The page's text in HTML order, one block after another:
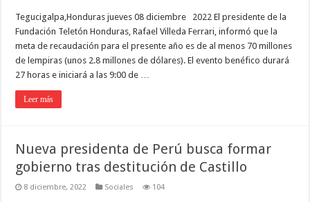
Tegucigalpa,Honduras jueves 08 diciembre 2022 El presidente de la
Fundación Teletón Honduras, Rafael Villeda Ferrari, informó que la
meta de recaudación para el presente año es de al menos 70 millones
de lempiras (unos 2.8 millones de dólares). El evento benéfico durará
27 horas e iniciará a las 9:00 de …
Leer más
Nueva presidenta de Perú busca formar
gobierno tras destitución de Castillo
8 diciembre, 2022 Sociales 104